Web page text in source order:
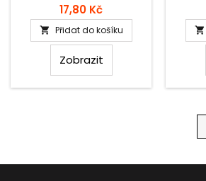
Cena
17,80 Kč
 Přidat do košíku
Zobrazit
